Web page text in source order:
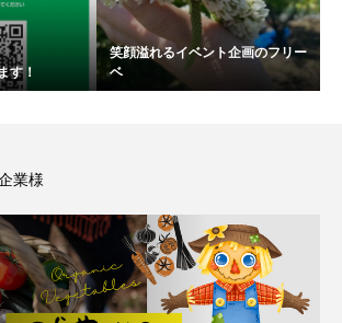
す！
笑顔溢れるイベント企画のフリー
ベ
業様